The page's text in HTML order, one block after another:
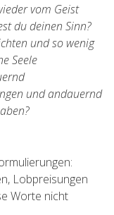
vom Geist
du deinen Sinn?
und so wenig
Seele
und andauernd
Lobpreisungen
Worte nicht